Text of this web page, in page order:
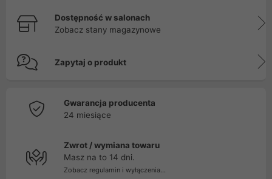
Dostępność w salonach
Zobacz stany magazynowe
Zapytaj o produkt
Gwarancja producenta
24 miesiące
Zwrot / wymiana towaru
Masz na to 14 dni.
Zobacz regulamin i wyłączenia...